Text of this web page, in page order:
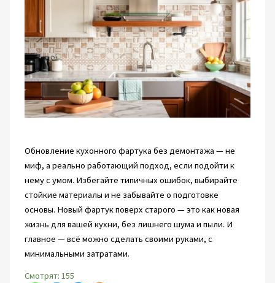
Обновление кухонного фартука без демонтажа — не
миф, а реально работающий подход, если подойти к
нему с умом. Избегайте типичных ошибок, выбирайте
стойкие материалы и не забывайте о подготовке
основы. Новый фартук поверх старого — это как новая
жизнь для вашей кухни, без лишнего шума и пыли. И
главное — всё можно сделать своими руками, с
минимальными затратами.
Смотрят: 155